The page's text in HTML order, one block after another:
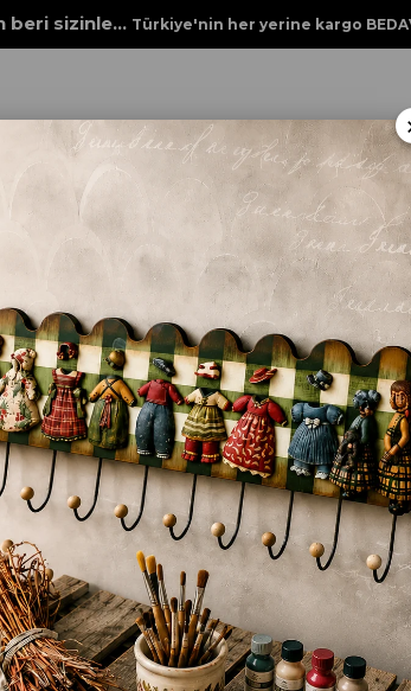
beri sizinle... Türkiye'nin her yerine kargo
RENKLİ RÖLYEF PASTA VENEZZIA
RÖLYEF PASTA
₺332,00
TAVSIYE ET YORUM YAZ
ÜRÜN ÖZELLIKLERI